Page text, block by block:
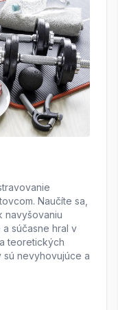
Naučíte sa,
navyšovaniu
súčasne hral v
teoretických
nevyhovujúce a